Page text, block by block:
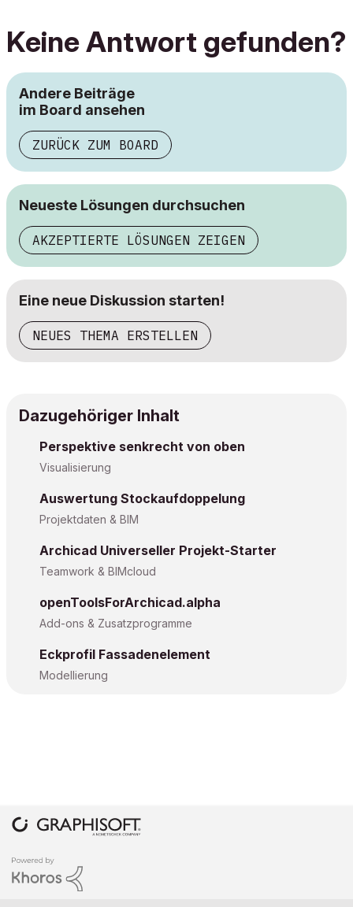
Keine Antwort gefunden?
Andere Beiträge
im Board ansehen
ZURÜCK ZUM BOARD
Neueste Lösungen durchsuchen
AKZEPTIERTE LÖSUNGEN ZEIGEN
Eine neue Diskussion starten!
NEUES THEMA ERSTELLEN
Dazugehöriger Inhalt
Perspektive senkrecht von oben
Visualisierung
Auswertung Stockaufdoppelung
Projektdaten & BIM
Archicad Universeller Projekt-Starter
Teamwork & BIMcloud
openToolsForArchicad.alpha
Add-ons & Zusatzprogramme
Eckprofil Fassadenelement
Modellierung